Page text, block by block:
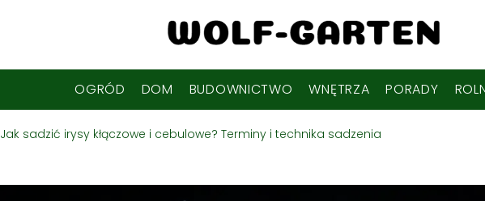
OGRÓD DOM BUDOWNICTWO WNĘTRZA PORADY
Jak sadzić irysy kłączowe i cebulowe? Terminy i technika sadzenia